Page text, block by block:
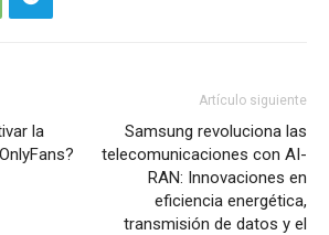
la
Artículo siguiente
Samsung revoluciona las
telecomunicaciones con AI-
RAN: Innovaciones en
eficiencia energética,
transmisión de datos y el